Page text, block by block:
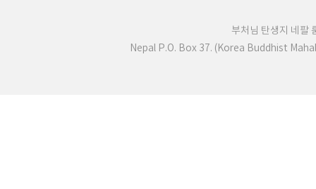
부처님 탄생지 네팔
Nepal P.O. Box 37. (Korea Buddhist